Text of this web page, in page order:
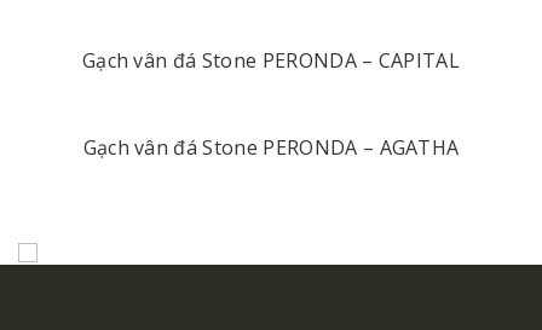
Gạch vân đá Stone PERONDA – CAPITAL
Gạch vân đá Stone PERONDA – AGATHA